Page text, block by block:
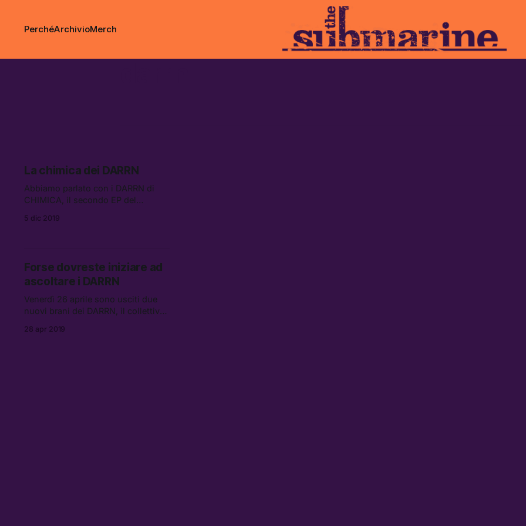
PerchéArchivioMerch
La chimica dei DARRN
Abbiamo parlato con i DARRN di
CHIMICA, il secondo EP del
dicembre per Asian Fake. “ABRA,” il
giorni un’altra alchimia di suoni
sintetici e atmosfere calde da fine
5 dic 2019
Forse dovreste iniziare ad
ascoltare i DARRN
Venerdì 26 aprile sono usciti due
nuovi brani dei DARRN, il collettivo
pianeta Asian Fake.
28 apr 2019